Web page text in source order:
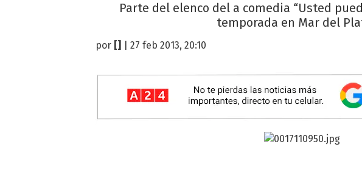
Parte del elenco del a comedia “Usted
temporada en Mar del
por | 27 feb 2013, 20:10